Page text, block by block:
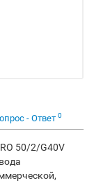
- Ответ 0
50/2/G40V